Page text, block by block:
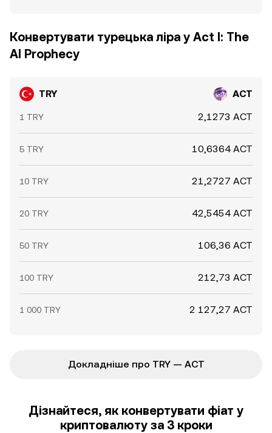
Конвертувати турецька ліра у Act I: The
AI Prophecy
TRY ACT
1 TRY 2,1273 ACT
5 TRY 10,6364 ACT
10 TRY 21,2727 ACT
20 TRY 42,5454 ACT
50 TRY 106,36 ACT
100 TRY 212,73 ACT
1 000 TRY 2 127,27 ACT
Докладніше про TRY — ACT
Дізнайтеся, як конвертувати фіат у
криптовалюту за 3 кроки